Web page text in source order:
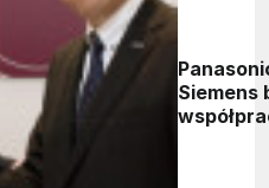
Siemens